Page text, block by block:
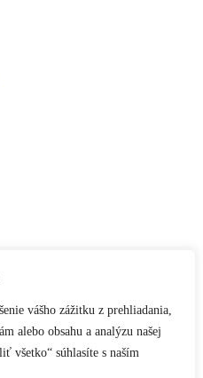
vášho zážitku z prehliadania,
alebo obsahu a analýzu našej
všetko“ súhlasíte s naším